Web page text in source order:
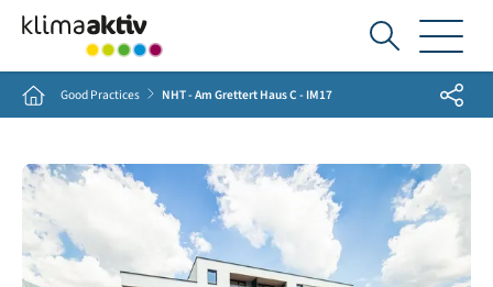
Ich
suche...
Home Good Practices NHT - Am Grettert Haus C - IM17 Share